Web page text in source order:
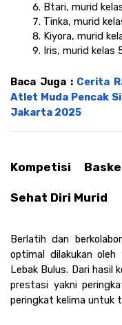
‭Btari, murid
Tinka, murid
Kiyora, murid
Iris, murid kelas
Baca Juga : Cerita
Atlet Muda Pencak
Jakarta 2025
Kompetisi
Sehat Diri Murid
Berlatih dan
optimal dilakukan
Lebak Bulus. Dari hasil
prestasi yakni
peringkat kelima untuk